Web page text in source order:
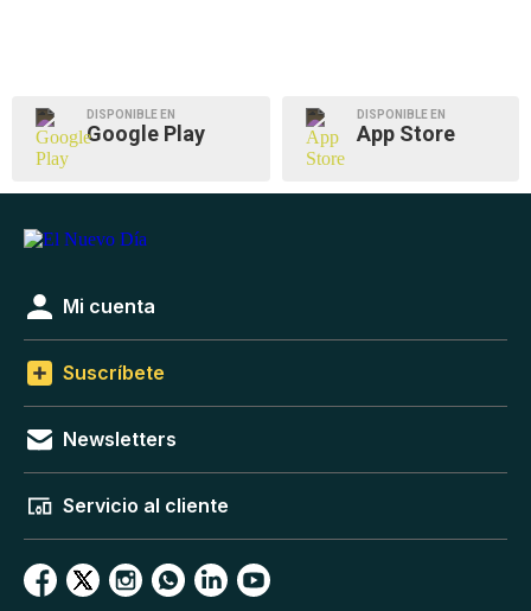
DISPONIBLE EN
Google Play
DISPONIBLE EN
App Store
Mi cuenta
Suscríbete
Newsletters
Servicio al cliente